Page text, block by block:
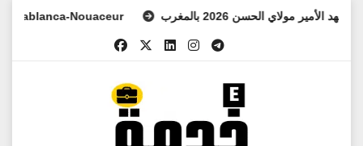
Nouaceur العهد الأمير مولاي الحسن 2026 بالمغرب